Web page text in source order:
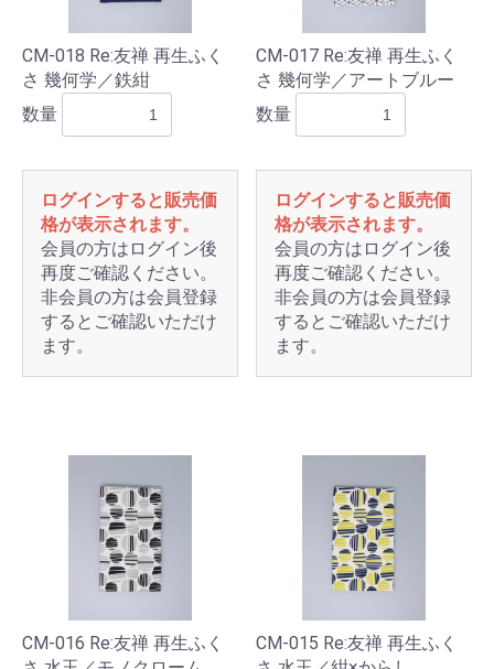
CM-018 Re:友禅 再生ふく
さ 幾何学／鉄紺
数量
ログインすると販売価
格が表示されます。
会員の方はログイン後
再度ご確認ください。
非会員の方は会員登録
するとご確認いただけ
ます。
CM-017 Re:友禅 再生ふく
さ 幾何学／アートブルー
数量
ログインすると販売価
格が表示されます。
会員の方はログイン後
再度ご確認ください。
非会員の方は会員登録
するとご確認いただけ
ます。
CM-016 Re:友禅 再生ふく
CM-015 Re:友禅 再生ふく